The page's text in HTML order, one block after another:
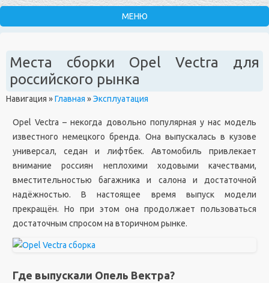
Места сборки Opel Vectra для
российского рынка
Навигация »Главная »Эксплуатация
Opel Vectra – некогда довольно популярная у нас модель
известного немецкого бренда. Она выпускалась в кузове
универсал, седан и лифтбек. Автомобиль привлекает
внимание россиян неплохими ходовыми качествами,
вместительностью багажника и салона и достаточной
надёжностью. В настоящее время выпуск модели
прекращён. Но при этом она продолжает пользоваться
достаточным спросом на вторичном рынке.
Где выпускали Опель Вектра?